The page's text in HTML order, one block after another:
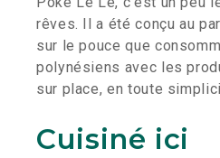
rêves. Il a été conçu au
sur le pouce que
polynésiens avec les
sur place, en toute
Cuisiné ici